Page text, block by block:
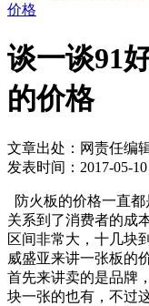
价格
谈一谈91
的价格
文章出处： 网责任编辑
发表时间：2017-05-
防火板的价格一直都
关系到了消费者的成本
区间非常大，十几
威盛亚来讲一张板的
首先来讲卖的是品牌
块一张的也有，不